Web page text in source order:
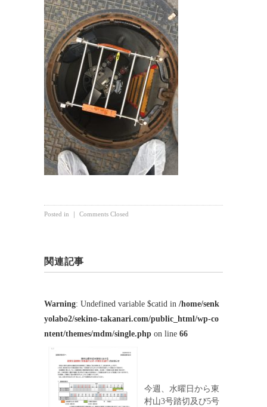
Posted in ｜ Comments Closed
関連記事
Warning: Undefined variable $catid in /home/senk
yolabo2/sekino-takanari.com/public_html/wp-co
ntent/themes/mdm/single.php on line 66
今週、水曜日から東
村山3号踏切及び5号